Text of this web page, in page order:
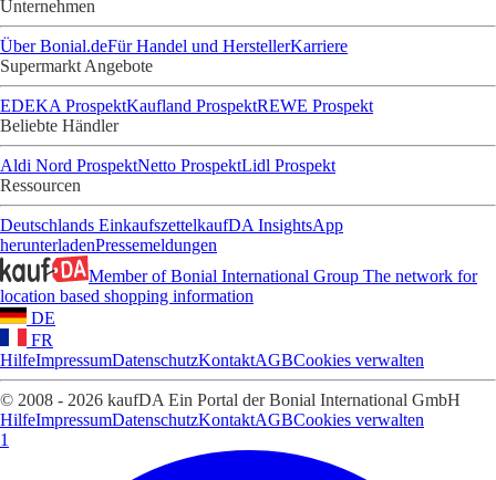
Unternehmen
Über Bonial.deFür Handel und HerstellerKarriere
Supermarkt Angebote
EDEKA ProspektKaufland ProspektREWE Prospekt
Beliebte Händler
Aldi Nord ProspektNetto ProspektLidl Prospekt
Ressourcen
Deutschlands EinkaufszettelkaufDA InsightsApp
herunterladenPressemeldungen
Member of Bonial International Group The network for
location based shopping information
DE
FR
HilfeImpressumDatenschutzKontaktAGBCookies verwalten
© 2008 - 2026 kaufDA Ein Portal der Bonial International GmbH
HilfeImpressumDatenschutzKontaktAGBCookies verwalten
1